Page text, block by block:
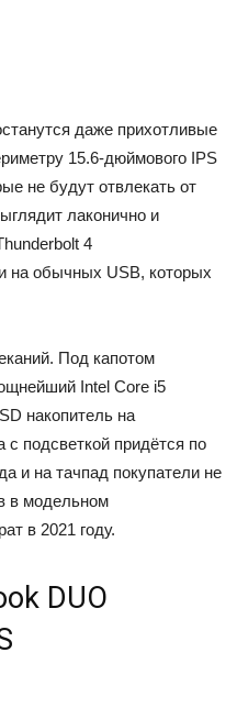
даже прихотливые
15.6-дюймового IPS
не будут отвлекать от
лаконично и
4
на обычных USB, которых
Под капотом
Intel Core i5
накопитель на
подсветкой придётся по
и на тачпад покупатели не
в модельном
в 2021 году.
DUO